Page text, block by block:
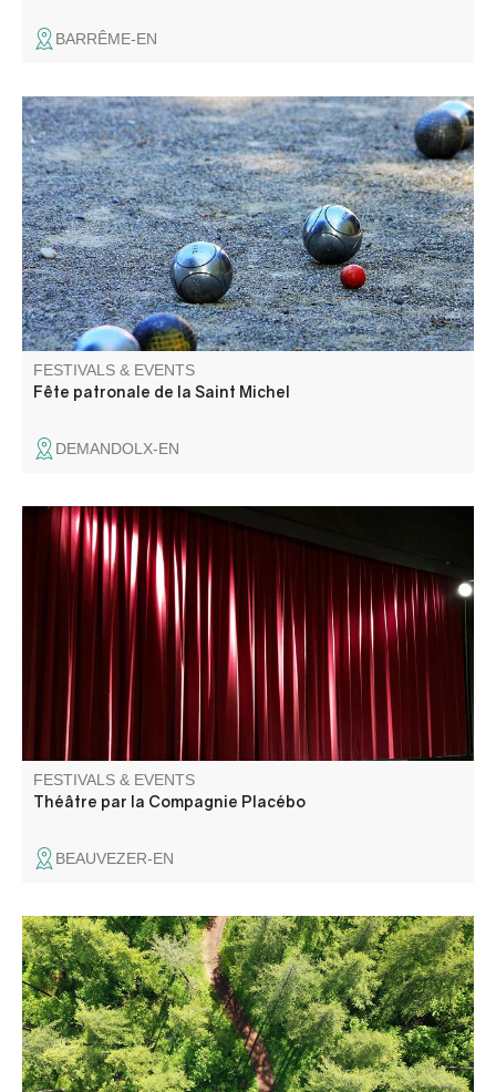
BARRÊME-EN
Les amis de Demandolx vous proposent 3 jours de fête,
loto, messe , apéritif, groupe folklorique, concours de
boules et aïoli.
FESTIVALS & EVENTS
Fête patronale de la Saint Michel
DEMANDOLX-EN
La Compagnie Placebo présente "Une heure et demie de
retard".
FESTIVALS & EVENTS
Théâtre par la Compagnie Placébo
BEAUVEZER-EN
Du haut du ciel, le territoire de la CCAPV se révèle
comme une partition visuelle, où se mêlent les courbes
des montagnes, les reflets des lacs, les méandres des
rivières et les nuances des cultures.